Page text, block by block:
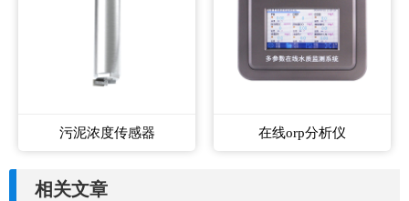
污泥浓度传感器 在线orp分析仪
相关文章